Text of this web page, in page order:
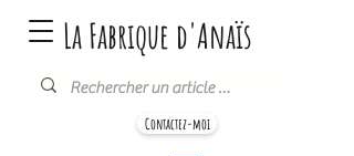
Contactez-moi
La Fabrique d'Anaïs